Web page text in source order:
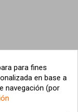
para fines
en base a
navegación (por